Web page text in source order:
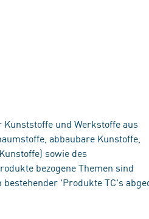
und Werkstoffe aus
abbaubare Kunstoffe,
sowie des
bezogene Themen sind
'Produkte TC's